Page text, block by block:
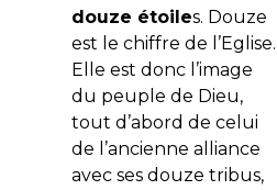
douze étoiles. Douze
est le chiffre de l’Eglise.
Elle est donc l’image
du peuple de Dieu,
tout d’abord de celui
de l’ancienne alliance
avec ses douze tribus,